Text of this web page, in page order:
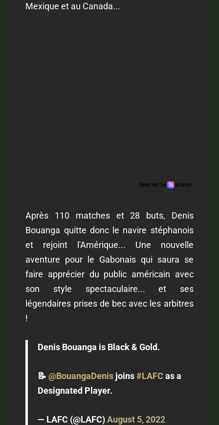
Mexique et au Canada...
Après 110 matches et 28 buts, Denis
Bouanga quitte donc le navire stéphanois
et rejoint l'Amérique... Une nouvelle
aventure pour le Gabonais qui saura se
faire apprécier du public américain avec
son style spectaculaire... et ses
légendaires prises de bec avec les arbitres
!
Denis Bouanga is Black & Gold.
📝@BouangaDenis joins#LAFC as a
Designated Player.
— LAFC (@LAFC)August 5, 2022